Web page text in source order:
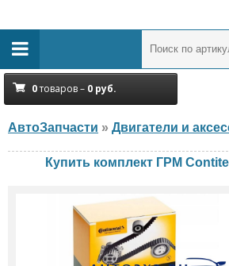
0товаров – 0 руб.
АвтоЗапчасти » Двигатели и
Купить комплект ГРМ